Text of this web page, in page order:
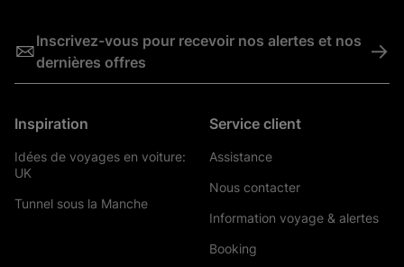
Inscrivez-vous pour recevoir nos alertes et nos
dernières offres
->
Inspiration
Idées de voyages en voiture:
UK
Tunnel sous la Manche
Service client
Assistance
Nous contacter
Information voyage & alertes
Booking